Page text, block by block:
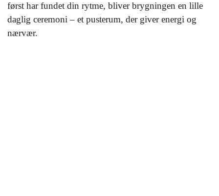
først har fundet din rytme, bliver brygningen en lille
daglig ceremoni – et pusterum, der giver energi og
nærvær.